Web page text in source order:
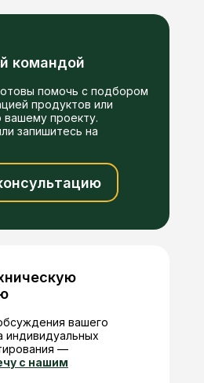
помочь с подбором
продуктов или
вашему проекту.
запишитесь на
вашего
индивидуальных
—
с нашим
командой